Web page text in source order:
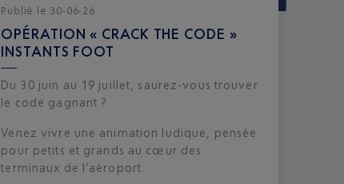
Publié le 30-06-26
OPÉRATION « CRACK THE CODE »
INSTANTS FOOT
Du 30 juin au 19 juillet, saurez-vous trouver
le code gagnant ?
Venez vivre une animation ludique, pensée
pour petits et grands au cœur des
terminaux de l’aéroport.